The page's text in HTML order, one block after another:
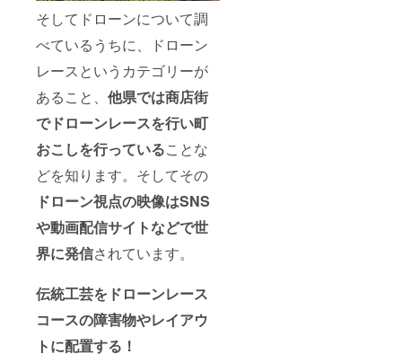
そしてドローンについて調
べているうちに、ドローン
レースというカテゴリーが
あること、 他県では商店街
でドローンレースを行い町
おこしを行っていることな
どを知ります。そしてその
ドローン視点の映像はSNS
や動画配信サイトなどで世
界に発信されています。
伝統工芸をドローンレース
コースの障害物やレイアウ
トに配置する！